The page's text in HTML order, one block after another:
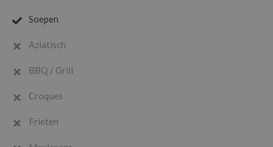
Soepen
Aziatisch
BBQ / Grill
Croques
Frieten